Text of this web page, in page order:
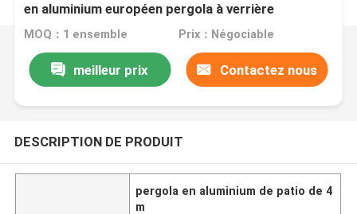
en aluminium européen pergola à verrière
MOQ：1 ensemble Prix：Négociable
meilleur prix Contactez nous
DESCRIPTION DE PRODUIT
pergola en aluminium de patio de 4
m